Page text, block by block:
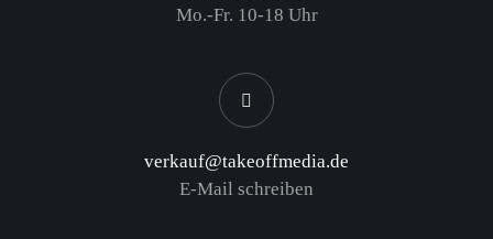
Mo.-Fr. 10-18 Uhr
verkauf@takeoffmedia.de
E-Mail schreiben